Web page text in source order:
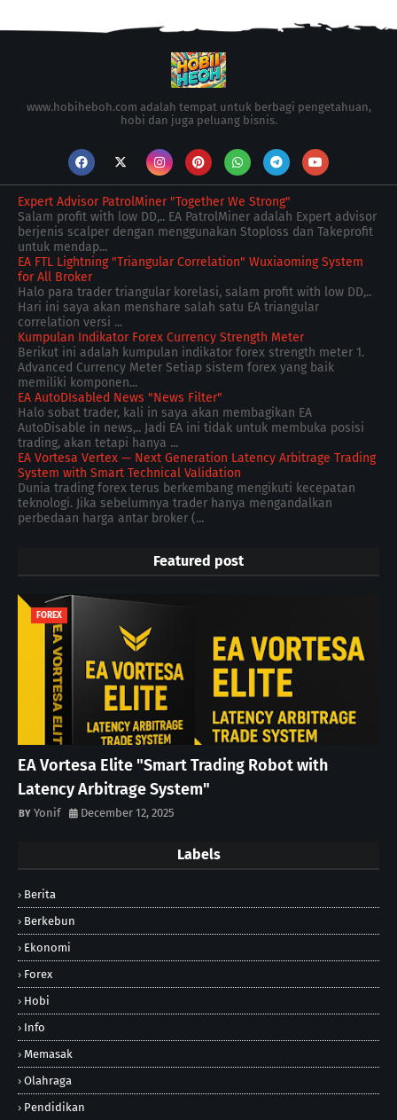
www.hobiheboh.com adalah tempat untuk berbagi pengetahuan,
hobi dan juga peluang bisnis.
Expert Advisor PatrolMiner "Together We Strong"
Salam profit with low DD,.. EA PatrolMiner adalah Expert advisor
berjenis scalper dengan menggunakan Stoploss dan Takeprofit
untuk mendap...
EA FTL Lightning "Triangular Correlation" Wuxiaoming System
for All Broker
Halo para trader triangular korelasi, salam profit with low DD,..
Hari ini saya akan menshare salah satu EA triangular
correlation versi ...
Kumpulan Indikator Forex Currency Strength Meter
Berikut ini adalah kumpulan indikator forex strength meter 1.
Advanced Currency Meter Setiap sistem forex yang baik
memiliki komponen...
EA AutoDIsabled News "News Filter"
Halo sobat trader, kali in saya akan membagikan EA
AutoDisable in news,.. Jadi EA ini tidak untuk membuka posisi
trading, akan tetapi hanya ...
EA Vortesa Vertex — Next Generation Latency Arbitrage Trading
System with Smart Technical Validation
Dunia trading forex terus berkembang mengikuti kecepatan
teknologi. Jika sebelumnya trader hanya mengandalkan
perbedaan harga antar broker (...
Featured post
FOREX
EA Vortesa Elite "Smart Trading Robot with
Latency Arbitrage System"
Yonif December 12, 2025
Labels
Berita
Berkebun
Ekonomi
Forex
Hobi
Info
Memasak
Olahraga
Pendidikan